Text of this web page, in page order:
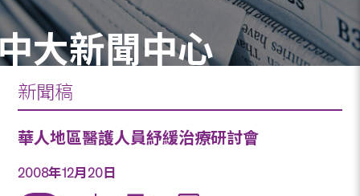
大新聞中心
新聞稿
華人地區醫護人員紓緩治療研討會
2008年12月20日